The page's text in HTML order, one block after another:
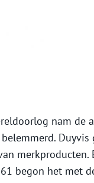
nam de
Duyvis
merkproducten.
begon het met